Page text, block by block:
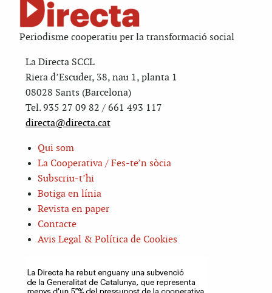
Periodisme cooperatiu per la transformació social
La Directa SCCL
Riera d’Escuder, 38, nau 1, planta 1
08028 Sants (Barcelona)
Tel. 935 27 09 82 / 661 493 117
directa@directa.cat
Qui som
La Cooperativa / Fes-te’n sòcia
Subscriu-t’hi
Botiga en línia
Revista en paper
Contacte
Avis Legal & Política de Cookies